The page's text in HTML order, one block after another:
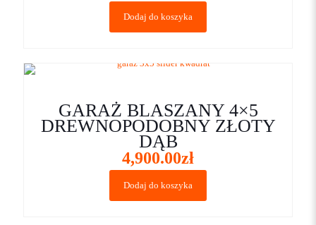
Dodaj do koszyka
GARAŻ BLASZANY 4×5
DREWNOPODOBNY ZŁOTY
DĄB
4,900.00zł
Dodaj do koszyka